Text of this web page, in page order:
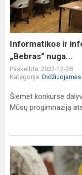
konkurso
„Bebras“
nuga...
Informatikos ir
„Bebras“ nuga...
Paskelbta: 2022-12-28
Kategorija: Didžiuojamės
Šiemet konkurse
Mūsų progimnaziją
Švenčių
laukimo